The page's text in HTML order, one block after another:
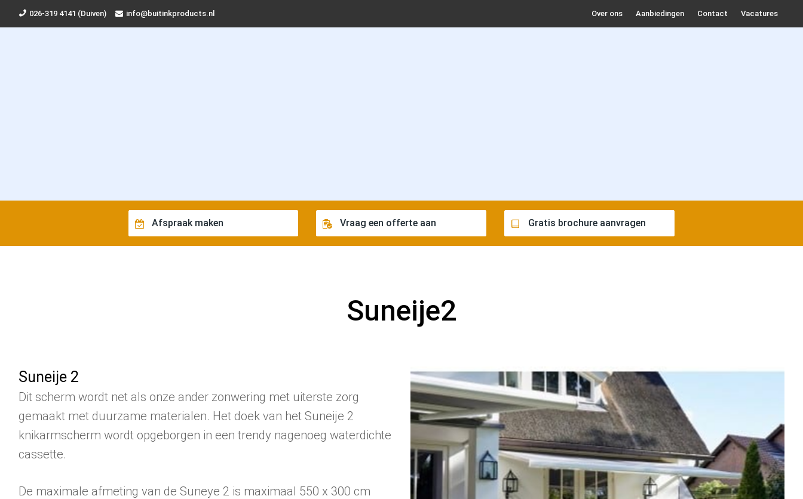
026-319 4141 (Duiven) info@buitinkproducts.nl Over ons Aanbiedingen Contact Vacatures
Afspraak maken Vraag een offerte aan Gratis brochure aanvragen
Suneije2
Suneije 2
Dit scherm wordt net als onze ander zonwering met uiterste zorg
gemaakt met duurzame materialen. Het doek van het Suneije 2
knikarmscherm wordt opgeborgen in een trendy nagenoeg waterdichte
cassette.
De maximale afmeting van de Suneye 2 is maximaal 550 x 300 cm